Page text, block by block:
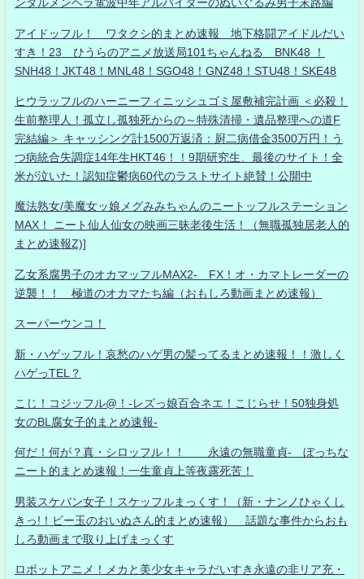
ンタルメンヘラ電波中年アルバイターのぬいぐるみ男子末路編
アイドッフル！ ワタクシ的まとめ速報 地下格闘アイドルだい
すき！23 ひうらのアニメ放送局101ちゃんねる BNK48 ！
SNH48！JKT48！MNL48！SGO48！GNZ48！STU48！SKE48
ヒウラッフルのハーニーフィニッシュゴミ屋敷補完計画 ＜必殺！
生前整理人！孤立し孤独死からの～特殊清掃・遺品整理への道F
完結編＞ キャッシング計1500万返済：厨二病借金3500万円！う
つ病統合失調症14年生HKT46！！9期研究生、最後のサイト！全
米が泣いた！認知症鬱病60代のラストサイト絶賛！公開中
魔法熟女/美魔女ッ娘メグみみちゃんのニートッフルステーション
MAX！ ニート仙人仙女の映画三昧老後生活！（無職孤独居老人的
まとめ速報Z)]
乙女系腐男子のオカマッフルMAX2- FX！オ・カマトレーダーの
逆襲！！ 極道のオカマたち編（おもしろ動画まとめ速報）
スーパーウンコ！
新・ハゲッフル！哀愁のハゲ男の髪ってるまとめ速報！！激しく
ハゲっTEL？
こじ！コジッフル@！-レズっ娘百合ネエ！こじらせ！50独身処
女のBL腐女子的まとめ速報-
何だ！何が？真・シロッフル！！ 永遠の無職童貞- ぼっちな
ニート的まとめ速報！一生童貞上等夜露死苦！
男装スケバン女子！スケッフルまっくす！（新・ナンノひゃくし
きっ!！ビー玉のおいぬさん的まとめ速報） 話題な事件からおも
しろ動画まで取り上げまっくす
ロボットアニメ！メカと美少女キャラだいすき永遠の非リア充・